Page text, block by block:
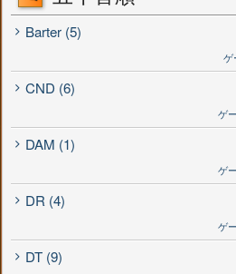
Barter (5)
ゲ
CND (6)
ゲ
DAM (1)
ゲ
DR (4)
ゲ
DT (9)